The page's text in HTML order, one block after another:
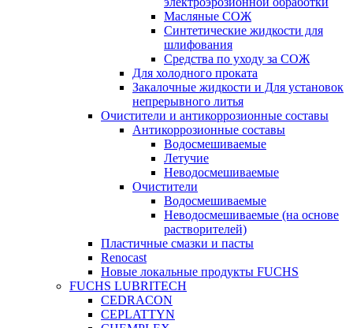
Масляные СОЖ
Синтетические жидкости для
шлифования
Средства по уходу за СОЖ
Для холодного проката
Закалочные жидкости и Для установок
непрерывного литья
Очистители и антикоррозионные составы
Антикоррозионные составы
Водосмешиваемые
Летучие
Неводосмешиваемые
Очистители
Водосмешиваемые
Неводосмешиваемые (на основе
растворителей)
Пластичные смазки и пасты
Renocast
Новые локальные продукты FUCHS
FUCHS LUBRITECH
CEDRACON
CEPLATTYN